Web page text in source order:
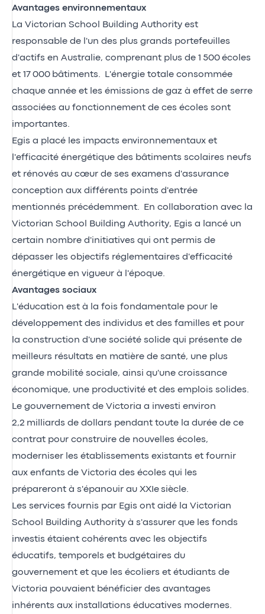
Avantages environnementaux
La Victorian School Building Authority est
responsable de l'un des plus grands portefeuilles
d'actifs en Australie, comprenant plus de 1 500 écoles
et 17 000 bâtiments. L'énergie totale consommée
chaque année et les émissions de gaz à effet de serre
associées au fonctionnement de ces écoles sont
importantes.
Egis a placé les impacts environnementaux et
l'efficacité énergétique des bâtiments scolaires neufs
et rénovés au cœur de ses examens d'assurance
conception aux différents points d'entrée
mentionnés précédemment. En collaboration avec la
Victorian School Building Authority, Egis a lancé un
certain nombre d'initiatives qui ont permis de
dépasser les objectifs réglementaires d'efficacité
énergétique en vigueur à l'époque.
Avantages sociaux
L'éducation est à la fois fondamentale pour le
développement des individus et des familles et pour
la construction d'une société solide qui présente de
meilleurs résultats en matière de santé, une plus
grande mobilité sociale, ainsi qu'une croissance
économique, une productivité et des emplois solides.
Le gouvernement de Victoria a investi environ
2,2 milliards de dollars pendant toute la durée de ce
contrat pour construire de nouvelles écoles,
moderniser les établissements existants et fournir
aux enfants de Victoria des écoles qui les
prépareront à s'épanouir au XXIe siècle.
Les services fournis par Egis ont aidé la Victorian
School Building Authority à s'assurer que les fonds
investis étaient cohérents avec les objectifs
éducatifs, temporels et budgétaires du
gouvernement et que les écoliers et étudiants de
Victoria pouvaient bénéficier des avantages
inhérents aux installations éducatives modernes.